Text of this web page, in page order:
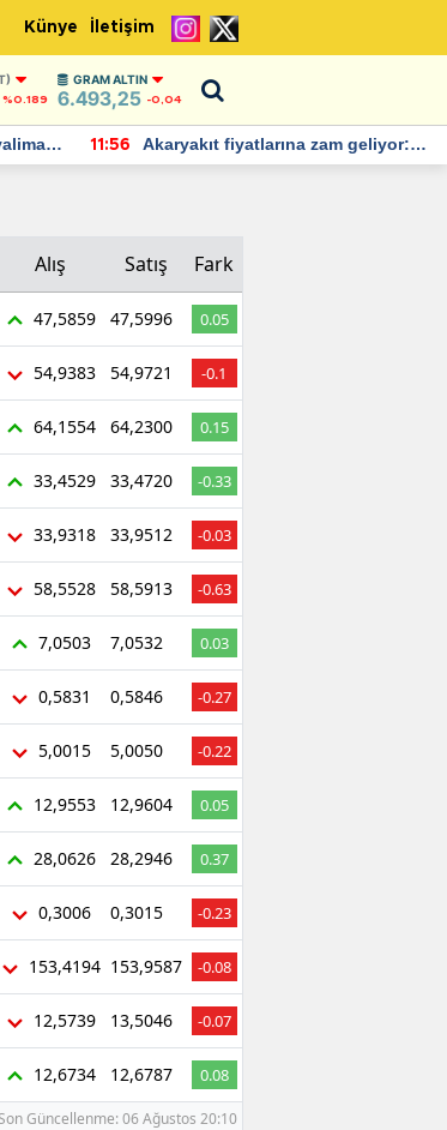
Künye İletişim
%0.189
GRAM ALTIN
6.493,25 -0,04
11:56
Akaryakıt fiyatlarına zam geliyor:
Yeni tarih açıklandı
Alış Satış Fark
47,5859 47,5996 0.05
54,9383 54,9721 -0.1
64,1554 64,2300
0.15
33,4529 33,4720 -0.33
33,9318 33,9512 -0.03
58,5528 58,5913 -0.63
7,0503 7,0532 0.03
0,5831 0,5846 -0.27
5,0015 5,0050 -0.22
12,9553 12,9604 0.05
28,0626 28,2946 0.37
0,3006 0,3015 -0.23
153,4194 153,9587 -0.08
12,5739 13,5046 -0.07
12,6734 12,6787 0.08
Güncellenme: 06 Ağustos 20:10